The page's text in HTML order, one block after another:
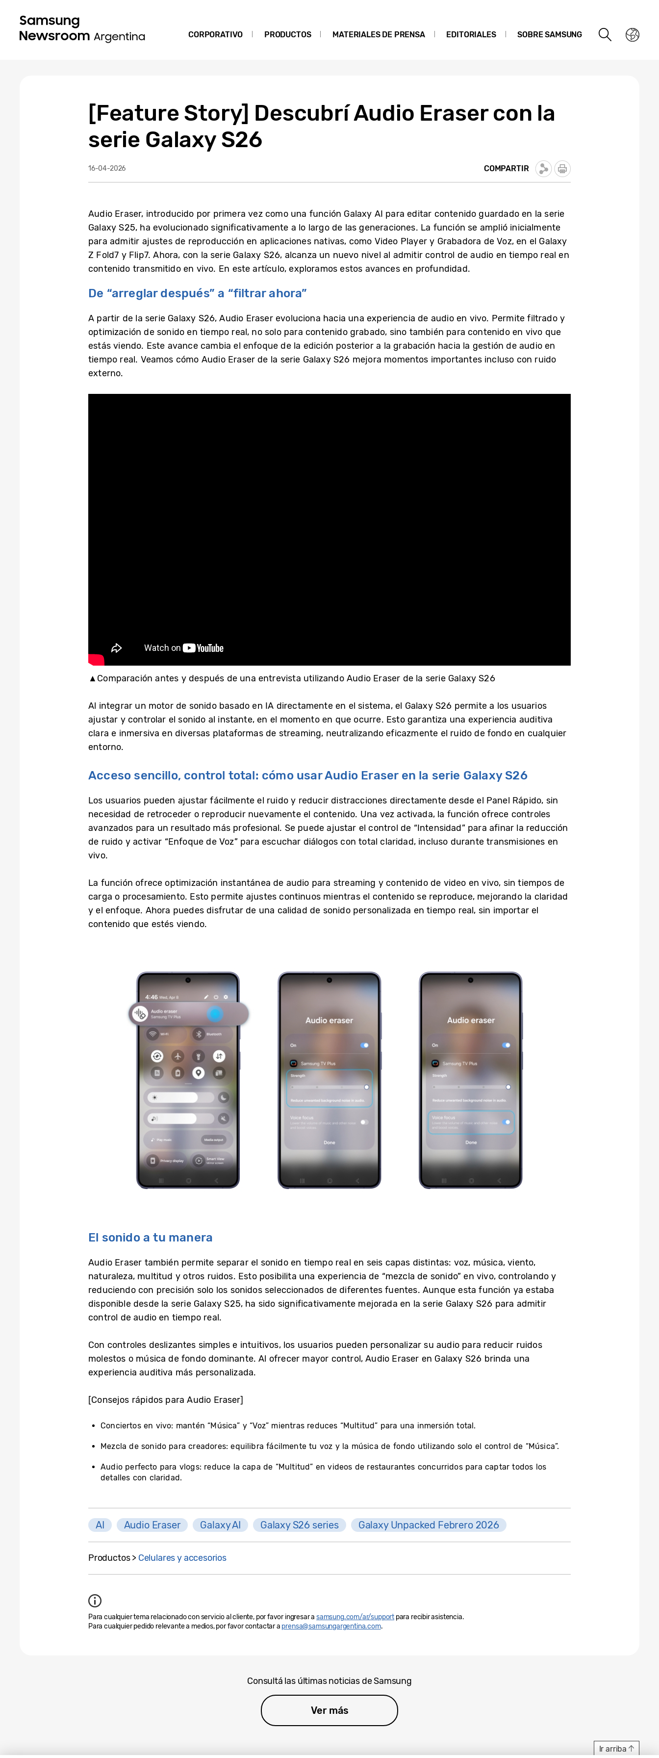
CORPORATIVO PRODUCTOS MATERIALES DE PRENSA EDITORIALES SOBRE SAMSUNG
[Feature Story] Descubrí Audio Eraser con la
serie Galaxy S26
16-04-2026 COMPARTIR
Audio Eraser, introducido por primera vez como una función Galaxy AI para editar contenido guardado en la serie
Galaxy S25, ha evolucionado significativamente a lo largo de las generaciones. La función se amplió inicialmente
para admitir ajustes de reproducción en aplicaciones nativas, como Video Player y Grabadora de Voz, en el Galaxy
Z Fold7 y Flip7. Ahora, con la serie Galaxy S26, alcanza un nuevo nivel al admitir control de audio en tiempo real en
contenido transmitido en vivo. En este artículo, exploramos estos avances en profundidad.
De “arreglar después” a “filtrar ahora”
A partir de la serie Galaxy S26, Audio Eraser evoluciona hacia una experiencia de audio en vivo. Permite filtrado y
optimización de sonido en tiempo real, no solo para contenido grabado, sino también para contenido en vivo que
estás viendo. Este avance cambia el enfoque de la edición posterior a la grabación hacia la gestión de audio en
tiempo real. Veamos cómo Audio Eraser de la serie Galaxy S26 mejora momentos importantes incluso con ruido
externo.
▲Comparación antes y después de una entrevista utilizando Audio Eraser de la serie Galaxy S26
Al integrar un motor de sonido basado en IA directamente en el sistema, el Galaxy S26 permite a los usuarios
ajustar y controlar el sonido al instante, en el momento en que ocurre. Esto garantiza una experiencia auditiva
clara e inmersiva en diversas plataformas de streaming, neutralizando eficazmente el ruido de fondo en cualquier
entorno.
Acceso sencillo, control total: cómo usar Audio Eraser en la serie Galaxy S26
Los usuarios pueden ajustar fácilmente el ruido y reducir distracciones directamente desde el Panel Rápido, sin
necesidad de retroceder o reproducir nuevamente el contenido. Una vez activada, la función ofrece controles
avanzados para un resultado más profesional. Se puede ajustar el control de “Intensidad” para afinar la reducción
de ruido y activar “Enfoque de Voz” para escuchar diálogos con total claridad, incluso durante transmisiones en
vivo.
La función ofrece optimización instantánea de audio para streaming y contenido de video en vivo, sin tiempos de
carga o procesamiento. Esto permite ajustes continuos mientras el contenido se reproduce, mejorando la claridad
y el enfoque. Ahora puedes disfrutar de una calidad de sonido personalizada en tiempo real, sin importar el
contenido que estés viendo.
El sonido a tu manera
Audio Eraser también permite separar el sonido en tiempo real en seis capas distintas: voz, música, viento,
naturaleza, multitud y otros ruidos. Esto posibilita una experiencia de “mezcla de sonido” en vivo, controlando y
reduciendo con precisión solo los sonidos seleccionados de diferentes fuentes. Aunque esta función ya estaba
disponible desde la serie Galaxy S25, ha sido significativamente mejorada en la serie Galaxy S26 para admitir
control de audio en tiempo real.
Con controles deslizantes simples e intuitivos, los usuarios pueden personalizar su audio para reducir ruidos
molestos o música de fondo dominante. Al ofrecer mayor control, Audio Eraser en Galaxy S26 brinda una
experiencia auditiva más personalizada.
[Consejos rápidos para Audio Eraser]
Conciertos en vivo: mantén “Música” y “Voz” mientras reduces “Multitud” para una inmersión total.
Mezcla de sonido para creadores: equilibra fácilmente tu voz y la música de fondo utilizando solo el control de “Música”.
Audio perfecto para vlogs: reduce la capa de “Multitud” en videos de restaurantes concurridos para captar todos los
detalles con claridad.
AI Audio Eraser Galaxy AI Galaxy S26 series Galaxy Unpacked Febrero 2026
Productos > Celulares y accesorios
Para cualquier tema relacionado con servicio al cliente, por favor ingresar a samsung.com/ar/support para recibir asistencia.
Para cualquier pedido relevante a medios, por favor contactar a prensa@samsungargentina.com.
Consultá las últimas noticias de Samsung
Ver más
Ir arriba